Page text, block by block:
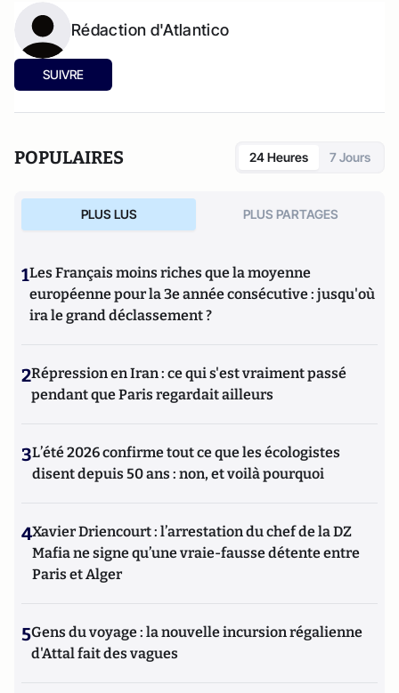
Rédaction d'Atlantico
SUIVRE
POPULAIRES 24 Heures 7 Jours
PLUS LUS PLUS PARTAGES
1Les Français moins riches que la moyenne
européenne pour la 3e année consécutive : jusqu'où
ira le grand déclassement ?
2Répression en Iran : ce qui s'est vraiment passé
pendant que Paris regardait ailleurs
3L’été 2026 confirme tout ce que les écologistes
disent depuis 50 ans : non, et voilà pourquoi
4Xavier Driencourt : l’arrestation du chef de la DZ
Mafia ne signe qu’une vraie-fausse détente entre
Paris et Alger
5Gens du voyage : la nouvelle incursion régalienne
d'Attal fait des vagues